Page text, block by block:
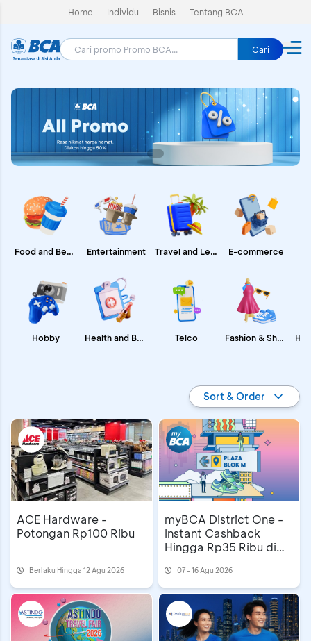
Home Individu Bisnis Tentang BCA
Cari
Food and Beverages
Hobby
Entertainment
Health and Beauty
Travel and Leisure
Telco
E-commerce
Fashion & Shopping
Sort & Order
ACE Hardware -
Potongan Rp100 Ribu
Berlaku Hingga 12 Agu 2026
myBCA District One -
Instant Cashback
Hingga Rp35 Ribu di
07 - 16 Agu 2026